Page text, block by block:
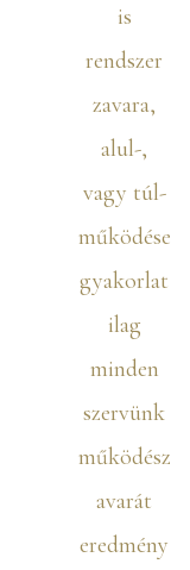
is
rendszer
zavara,
alul-,
vagy túl-
működése
gyakorlat
ilag
minden
szervünk
működész
avarát
eredmény